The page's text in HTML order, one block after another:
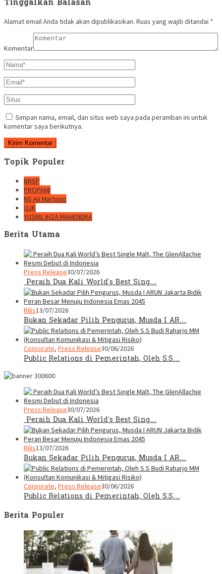
Tinggalkan Balasan
Alamat email Anda tidak akan dipublikasikan. Ruas yang wajib ditandai *
Komentar
Simpan nama, email, dan situs web saya pada peramban ini untuk
komentar saya berikutnya.
Topik Populer
BNSP
PROPAMI
NS Aji Martono
OJK
YUSRIL IHZA MAHENDRA
Berita Utama
Press Release30/07/2026
Peraih Dua Kali World’s Best Sing…
Rilis13/07/2026
Bukan Sekadar Pilih Pengurus, Musda I AR…
Corporate, Press Release30/06/2026
Public Relations di Pemerintah, Oleh S.S…
Press Release30/07/2026
Peraih Dua Kali World’s Best Sing…
Rilis13/07/2026
Bukan Sekadar Pilih Pengurus, Musda I AR…
Corporate, Press Release30/06/2026
Public Relations di Pemerintah, Oleh S.S…
Berita Populer